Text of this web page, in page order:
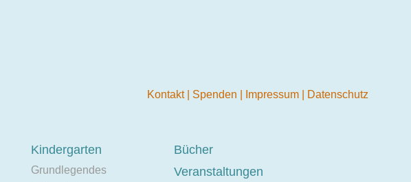
Kontakt Spenden Impressum Datenschutz
Kindergarten
Grundlegendes
Bücher
Veranstaltungen